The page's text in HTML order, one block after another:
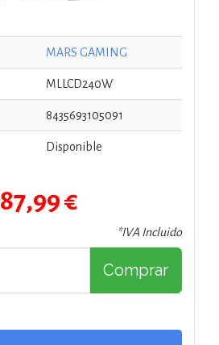
MARS GAMING
MLLCD240W
8435693105091
Disponible
87,99 €
*IVA Incluido
Comprar